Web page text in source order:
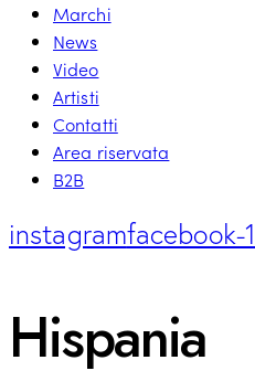
Marchi
News
Video
Artisti
Contatti
Area riservata
B2B
instagramfacebook-1
Hispania